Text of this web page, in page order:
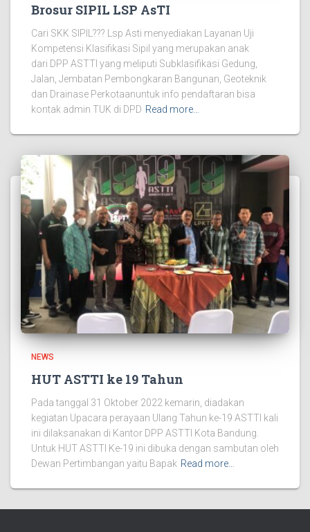
Brosur SIPIL LSP AsTI
Cari SKK SIPIL??? Lsp Asti menyediakan Layanan Uji
Kompetensi Klasifikasi Sipil yang merupakan anak
dari DPP ASTTI yang meliputi Subklasifikasi Gedung,
Jalan, Jembatan Pembongkaran Bangunan, Geoteknik
dan Drainase Perkotaanuntuk info pendaftaran bisa
kontak admin TUK di DPD Read more…
NEWS
HUT ASTTI ke 19 Tahun
Pada tanggal 31 Oktober 2022 kemarin, diadakan
kegiatan Upacara perayaan Ulang Tahun ke-19 ASTTI kali
ini dilaksanakan di Kantor DPP ASTTI Kota Bandung.
Untuk HUT ASTTI Ke-19 ini dibuka dengan sambutan oleh
Dewan Pertimbangan yaitu Bapak Read more…